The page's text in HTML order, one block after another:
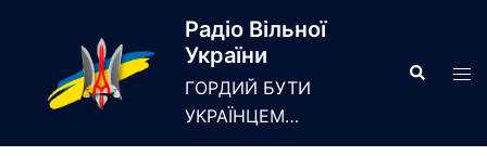
Радіо Вільної
України
ГОРДИЙ БУТИ
УКРАЇНЦЕМ…
Search